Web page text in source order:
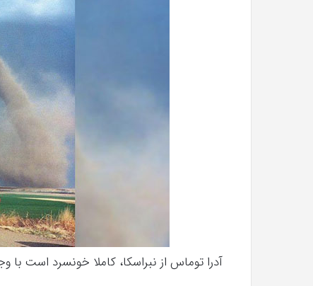
آدرا توماس از نبراسکا، کاملا خونسرد است با وجود اینکه